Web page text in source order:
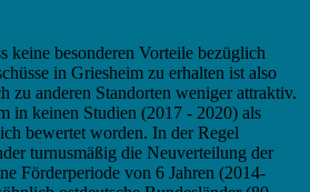
keine besonderen Vorteile bezüglich
in Griesheim zu erhalten ist also
zu anderen Standorten weniger attraktiv.
in keinen Studien (2017 - 2020) als
bewertet worden. In der Regel
turnusmäßig die Neuverteilung der
Förderperiode von 6 Jahren (2014-